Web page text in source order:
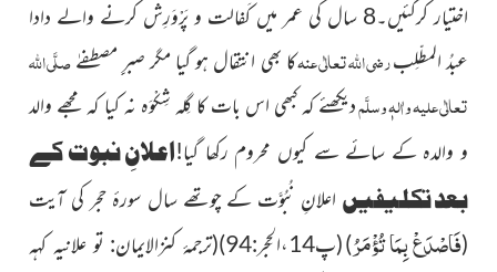
اختیار کرگئیں۔8 سال کی عمر میں کَفالت و پَرْوَرِش کرنے والے دادا
عبدُ المطّلِبرضی اللہ تعالٰی عنہکا بھی انتقال ہو گیا مگر صبرِِِ مصطفےٰصلَّی اللہ
تعالٰی علیہ واٰلہٖ وسلَّمدیکھئے کہ کبھی اس بات کا گِلہ شِکْوَہ نہ کیا کہ مجھے والد
و والدہ کے سائے سے کیوں محروم رکھا گیا!اعلانِ نبوت کے
بعد تکلیفیں اعلانِ نُبُوَّت کے چوتھے سال سورۂ حجر کی آیت
(فَاصْدَعْ بِمَا تُؤْمَرُ)(پ14،الحِجر:94) (ترجمۂ کنزالایمان: تو علانیہ کہہ